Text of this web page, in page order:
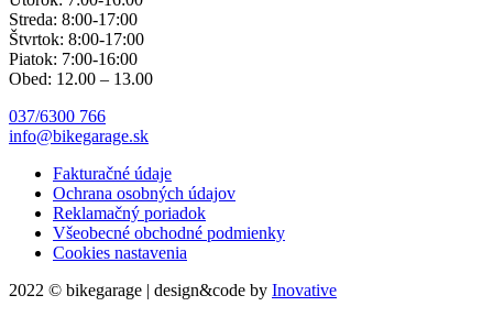
Streda: 8:00-17:00
Štvrtok: 8:00-17:00
Piatok: 7:00-16:00
Obed: 12.00 – 13.00
037/6300 766
info@bikegarage.sk
Fakturačné údaje
Ochrana osobných údajov
Reklamačný poriadok
Všeobecné obchodné podmienky
Cookies nastavenia
2022 © bikegarage | design&code by Inovative